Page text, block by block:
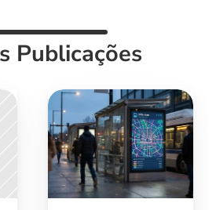
Publicações